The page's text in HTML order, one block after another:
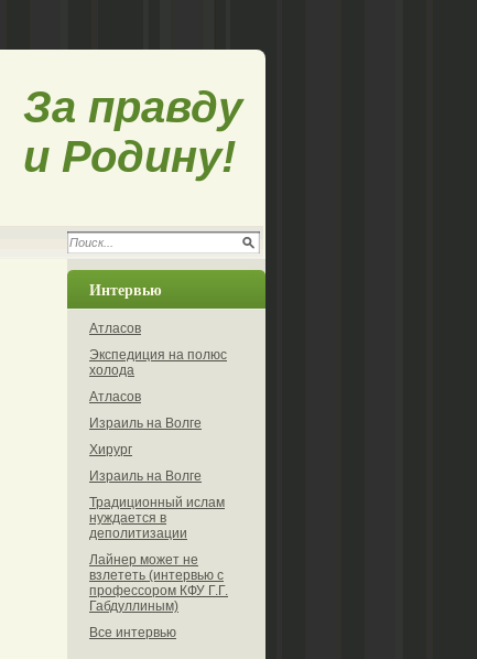
За правду
и Родину!
Интервью
Атласов
Экспедиция на полюс
холода
Атласов
Израиль на Волге
Хирург
Израиль на Волге
Традиционный ислам
нуждается в
деполитизации
Лайнер может не
взлететь (интервью с
профессором КФУ Г.Г.
Габдуллиным)
Все интервью